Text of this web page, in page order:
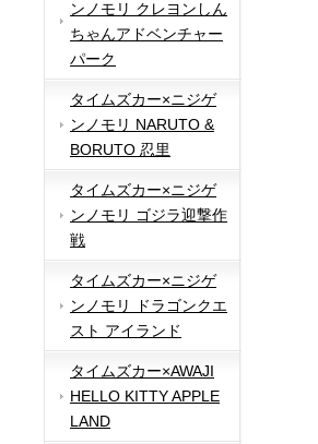
ンノモリ クレヨンしん
ちゃんアドベンチャー
パーク
タイムズカー×ニジゲ
ンノモリ NARUTO &
BORUTO 忍里
タイムズカー×ニジゲ
ンノモリ ゴジラ迎撃作
戦
タイムズカー×ニジゲ
ンノモリ ドラゴンクエ
スト アイランド
タイムズカー×AWAJI
HELLO KITTY APPLE
LAND